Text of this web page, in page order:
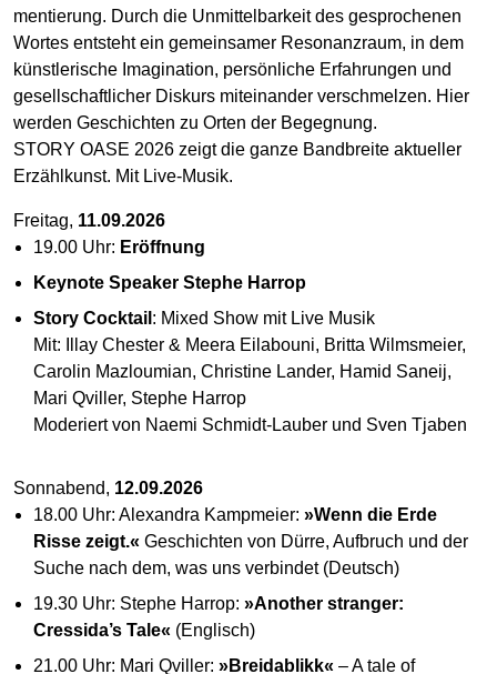
mentierung. Durch die Unmittel­barkeit des gesprochenen
Wortes entsteht ein gemein­samer Resonanzraum, in dem
künst­lerische Imagination, persönliche Erfahrungen und
gesell­schaftlicher Diskurs miteinander ver­schmelzen. Hier
werden Geschichten zu Orten der Begegnung.
STORY OASE 2026 zeigt die ganze Band­breite aktueller
Erzäh­lkunst. Mit Live-Musik.
Freitag, 11.09.2026
19.00 Uhr: Eröffnung
Keynote Speaker Stephe Harrop
Story Cocktail : Mixed Show mit Live Musik
Mit: Illay Chester & Meera Eilabouni, Britta Wilmsmeier,
Carolin Mazloumian, Christine Lander, Hamid Saneij,
Mari Qviller, Stephe Harrop
Moderiert von Naemi Schmidt-Lauber und Sven Tjaben
Sonnabend, 12.09.2026
18.00 Uhr: Alexandra Kampmeier: »Wenn die Erde
Risse zeigt.« Geschichten von Dürre, Aufbruch und der
Suche nach dem, was uns verbindet (Deutsch)
19.30 Uhr: Stephe Harrop: »Another stranger:
Cressida’s Tale« (Englisch)
21.00 Uhr: Mari Qviller: »Breidablikk« – A tale of